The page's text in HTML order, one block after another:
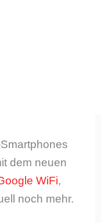
dem neuen
WiFi,
noch mehr.